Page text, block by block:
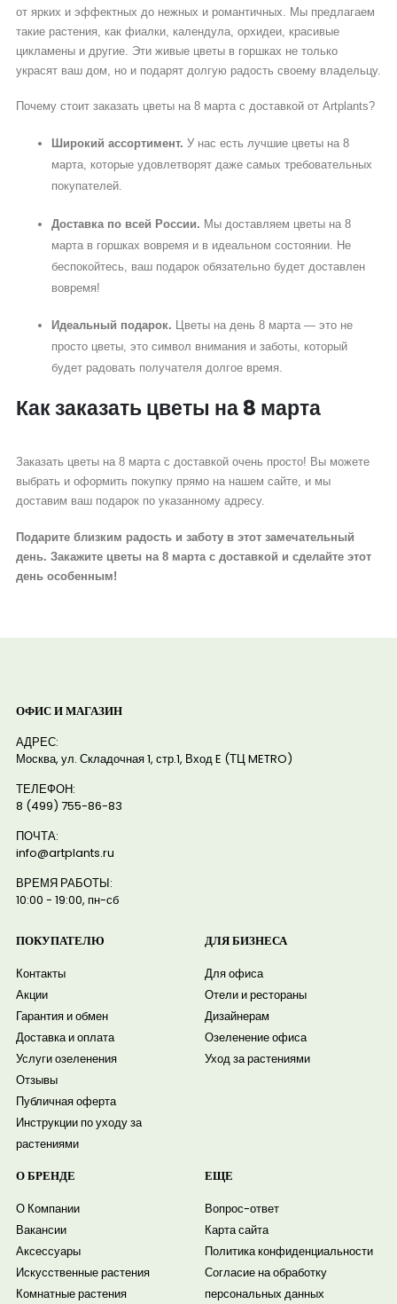
от ярких и эффектных до нежных и романтичных. Мы предлагаем
такие растения, как фиалки, календула, орхидеи, красивые
цикламены и другие. Эти живые цветы в горшках не только
украсят ваш дом, но и подарят долгую радость своему владельцу.
Почему стоит заказать цветы на 8 марта с доставкой от Artplants?
Широкий ассортимент. У нас есть лучшие цветы на 8
марта, которые удовлетворят даже самых требовательных
покупателей.
Доставка по всей России. Мы доставляем цветы на 8
марта в горшках вовремя и в идеальном состоянии. Не
беспокойтесь, ваш подарок обязательно будет доставлен
вовремя!
Идеальный подарок. Цветы на день 8 марта — это не
просто цветы, это символ внимания и заботы, который
будет радовать получателя долгое время.
Как заказать цветы на 8 марта
Заказать цветы на 8 марта с доставкой очень просто! Вы можете
выбрать и оформить покупку прямо на нашем сайте, и мы
доставим ваш подарок по указанному адресу.
Подарите близким радость и заботу в этот замечательный
день. Закажите цветы на 8 марта с доставкой и сделайте этот
день особенным!
ОФИС И МАГАЗИН
АДРЕС:
Москва, ул. Складочная 1, стр.1, Вход E (ТЦ METRO)
ТЕЛЕФОН:
8 (499) 755-86-83
ПОЧТА:
info@artplants.ru
ВРЕМЯ РАБОТЫ:
10:00 - 19:00, пн-сб
ПОКУПАТЕЛЮ
Контакты
Акции
Гарантия и обмен
Доставка и оплата
Услуги озеленения
Отзывы
Публичная оферта
Инструкции по уходу за
растениями
ДЛЯ БИЗНЕСА
Для офиса
Отели и рестораны
Дизайнерам
Озеленение офиса
Уход за растениями
О БРЕНДЕ
О Компании
Вакансии
Аксессуары
Искусственные растения
Комнатные растения
ЕЩЕ
Вопрос-ответ
Карта сайта
Политика конфиденциальности
Согласие на обработку
персональных данных